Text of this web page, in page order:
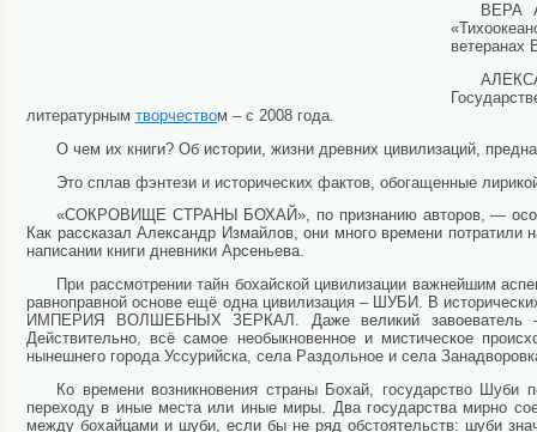
ВЕРА
ветеранах
литературным творчеством – с 2008 года.
О чем их книги? Об истории, жизни древних цивилизаций,
Это сплав фэнтези и исторических фактов, обогащенные
«СОКРОВИЩЕ СТРАНЫ БОХАЙ», по признанию авторов, —
Как рассказал Александр Измайлов, они много времени потратили
написании книги дневники Арсеньева.
При рассмотрении тайн бохайской цивилизации важнейшим
равноправной основе ещё одна цивилизация – ШУБИ. В
ИМПЕРИЯ ВОЛШЕБНЫХ ЗЕРКАЛ. Даже великий завоеватель –
Действительно, всё самое необыкновенное и мистическое
нынешнего города Уссурийска, села Раздольное и села
Ко времени возникновения страны Бохай, государство Шуби
переходу в иные места или иные миры. Два государства мирно
между бохайцами и шуби, если бы не ряд обстоятельств: шуби